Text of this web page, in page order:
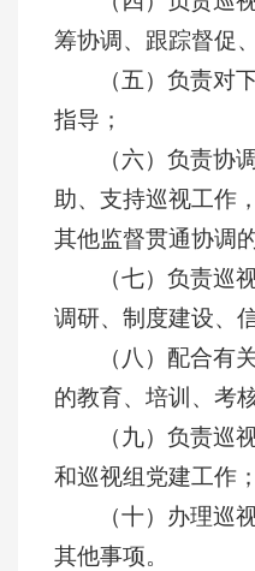
筹协调、跟踪督促
（五）负责对
指导；
（六）负责协
助、支持巡视工作
其他监督贯通协调
（七）负责巡
调研、制度建设、
（八）配合有
的教育、培训、考
（九）负责巡
和巡视组党建工作；
（十）办理巡
其他事项。